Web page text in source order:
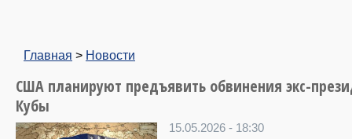
Главная > Новости
США планируют предъявить обвинения экс-
Кубы
15.05.2026 - 18:30